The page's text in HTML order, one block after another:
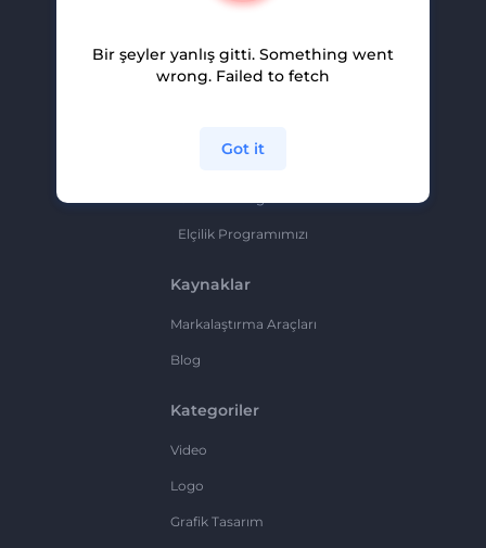
Ortaklık Programı
Elçilik Programımızı
Kaynaklar
Markalaştırma Araçları
Blog
Kategoriler
Video
Logo
Grafik Tasarım
Bir şeyler yanlış gitti. Something went
wrong. Failed to fetch
Got it